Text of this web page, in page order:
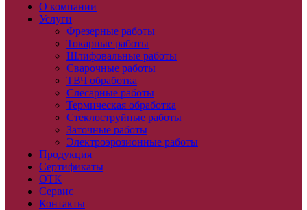
О компании
Услуги
Фрезерные работы
Токарные работы
Шлифовальные работы
Сварочные работы
ТВЧ обработка
Слесарные работы
Термическая обработка
Стеклоструйные работы
Заточные работы
Электроэрозионные работы
Продукция
Сертификаты
ОТК
Сервис
Контакты